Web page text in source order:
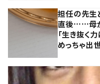
担任の先生
直後……母
「生き抜く力
めっちゃ出